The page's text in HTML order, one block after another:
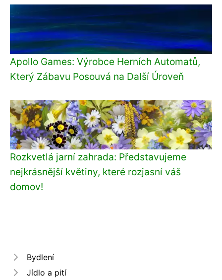
Apollo Games: Výrobce Herních Automatů,
Který Zábavu Posouvá na Další Úroveň
Rozkvetlá jarní zahrada: Představujeme
nejkrásnější květiny, které rozjasní váš
domov!
Bydlení
Jídlo a pití